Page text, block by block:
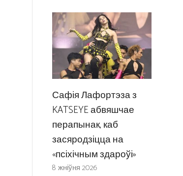
Сафія Лафортэза з
KATSEYE абвяшчае
перапынак, каб
засяродзіцца на
«псіхічным здароўі»
8 жніўня 2026